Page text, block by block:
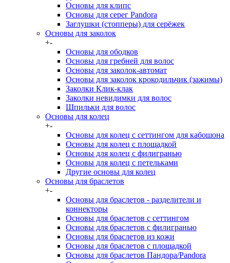
Основы для клипс
Основы для серег Pandora
Заглушки (стопперы) для серёжек
Основы для заколок
+-
Основы для ободков
Основы для гребней для волос
Основы для заколок-автомат
Основы для заколок крокодильчик (зажимы)
Заколки Клик-клак
Заколки невидимки для волос
Шпильки для волос
Основы для колец
+-
Основы для колец с сеттингом для кабошона
Основы для колец с площадкой
Основы для колец с филигранью
Основы для колец с петельками
Другие основы для колец
Основы для браслетов
+-
Основы для браслетов - разделители и
коннекторы
Основы для браслетов с сеттингом
Основы для браслетов с филигранью
Основы для браслетов из кожи
Основы для браслетов с площадкой
Основы для браслетов Пандора/Pandora